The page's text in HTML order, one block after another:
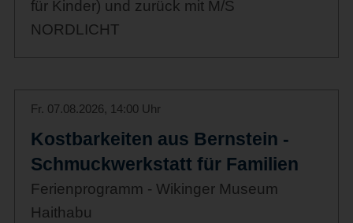
für Kinder) und zurück mit M/S
NORDLICHT
Fr. 07.08.2026, 14:00 Uhr
Kostbarkeiten aus Bernstein -
Schmuckwerkstatt für Familien
Ferienprogramm - Wikinger Museum
Haithabu